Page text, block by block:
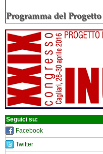
Seguici su:
Facebook
Twitter